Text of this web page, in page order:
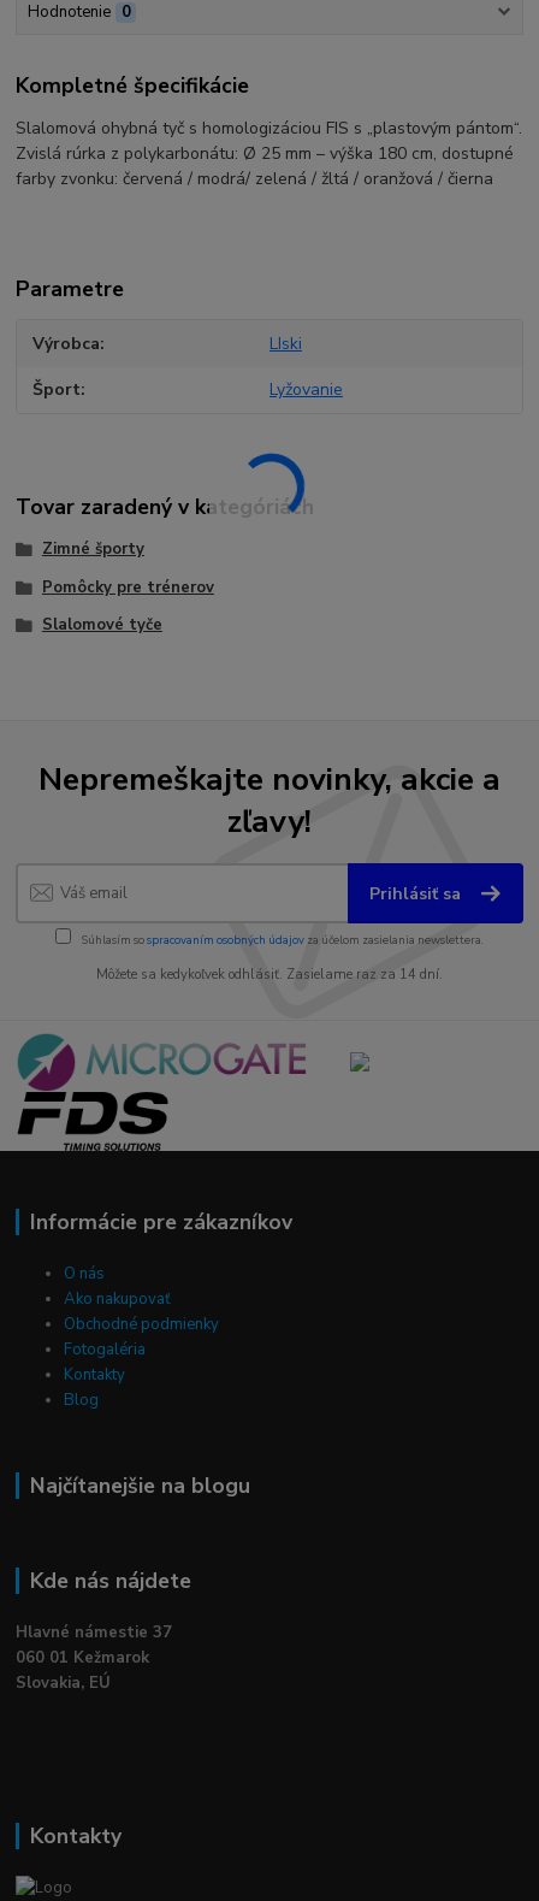
Hodnotenie 0
Kompletné špecifikácie
Slalomová ohybná tyč s homologizáciou FIS s „plastovým pántom“.
Zvislá rúrka z polykarbonátu: Ø 25 mm – výška 180 cm, dostupné
farby zvonku: červená / modrá/ zelená / žltá / oranžová / čierna
Parametre
Výrobca LIski
Šport Lyžovanie
Tovar zaradený v kategóriách
Zimné športy
Pomôcky pre trénerov
Slalomové tyče
Nepremeškajte novinky, akcie a
zľavy!
Prihlásiť sa
Súhlasím sospracovaním osobných údajov za účelom zasielania newslettera.
Môžete sa kedykoľvek odhlásiť. Zasielame raz za 14 dní.
Informácie pre zákazníkov
O nás
Ako nakupovať
Obchodné podmienky
Fotogaléria
Kontakty
Blog
Najčítanejšie na blogu
Kde nás nájdete
Hlavné námestie 37
060 01 Kežmarok
Slovakia, EÚ
Kontakty